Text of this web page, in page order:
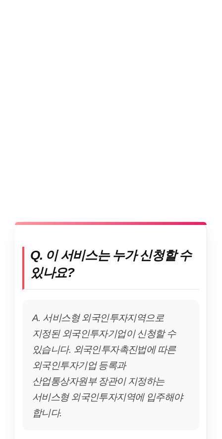
Q. 이 서비스는 누가 신청할 수
있나요?
A. 서비스형 외국인투자지역으로
지정된 외국인투자기업이 신청할 수
있습니다. 외국인투자촉진법에 따른
외국인투자기업 등록과
산업통상자원부 장관이 지정하는
서비스형 외국인투자지역에 입주해야
합니다.